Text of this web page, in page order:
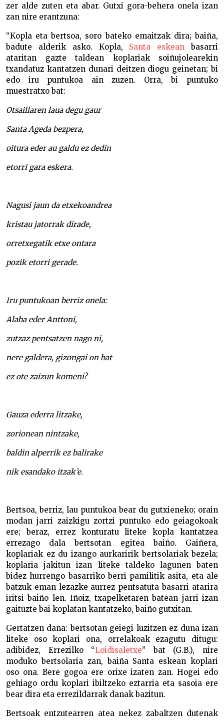
zer alde zuten eta abar. Gutxi gora-behera onela izan
zan nire erantzuna:
“Kopla eta bertsoa, soro bateko emaitzak dira; baiña,
badute alderik asko. Kopla, Santa eskean basarri
ataritan gazte taldean koplariak soiñujolearekin
txandatuz kantatzen dunari deitzen diogu geinetan; bi
edo iru puntukoa ain zuzen. Orra, bi puntuko
muestratxo bat:
Otsaillaren laua degu gaur
Santa Ageda bezpera,
oitura eder au galdu ez dedin
etorri gara eskera.
Nagusi jaun da etxekoandrea
kristau jatorrak dirade,
orretxegatik etxe ontara
pozik etorri gerade.
Iru puntukoan berriz onela:
Alaba eder Anttoni,
zutzaz pentsatzen nago ni,
nere galdera, gizongai on bat
ez ote zaizun komeni?
Gauza ederra litzake,
zorionean nintzake,
baldin alperrik ez balirake
nik esandako itzak’e.
Bertsoa, berriz, lau puntukoa bear du gutxieneko; orain
modan jarri zaizkigu zortzi puntuko edo geiagokoak
ere; beraz, errez konturatu liteke kopla kantatzea
errezago dala bertsotan egitea baiño. Gaiñera,
koplariak ez du izango aurkaririk bertsolariak bezela;
koplaria jakitun izan liteke taldeko lagunen baten
bidez hurrengo basarriko berri pamilitik asita, eta ale
batzuk eman lezazke aurrez pentsatuta basarri atarira
iritsi baiño len. Iñoiz, txapelketaren batean jarri izan
gaituzte bai koplatan kantatzeko, baiño gutxitan.
Gertatzen dana: bertsotan geiegi luzitzen ez duna izan
liteke oso koplari ona, orrelakoak ezagutu ditugu:
adibidez, Errezilko “Loidisaletxe” bat (G.B.), nire
moduko bertsolaria zan, baiña Santa eskean koplari
oso ona. Bere gogoa ere orixe izaten zan. Hogei edo
gehiago ordu koplari ibiltzeko eztarria eta sasoia ere
bear dira eta errezildarrak danak bazitun.
Bertsoak entzutearren atea nekez zabaltzen dutenak